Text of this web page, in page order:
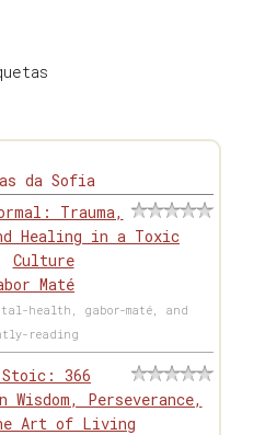
da Sofia
Trauma,
Healing in a Toxic
Culture
Maté
health, gabor-maté, and
reading
366
Wisdom, Perseverance,
Art of Living